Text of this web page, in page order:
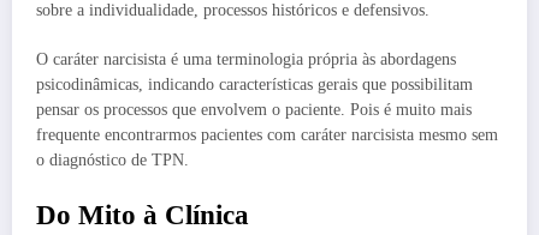
sobre a individualidade, processos históricos e defensivos.
O caráter narcisista é uma terminologia própria às abordagens
psicodinâmicas, indicando características gerais que possibilitam
pensar os processos que envolvem o paciente. Pois é muito mais
frequente encontrarmos pacientes com caráter narcisista mesmo sem
o diagnóstico de TPN.
Do Mito à Clínica